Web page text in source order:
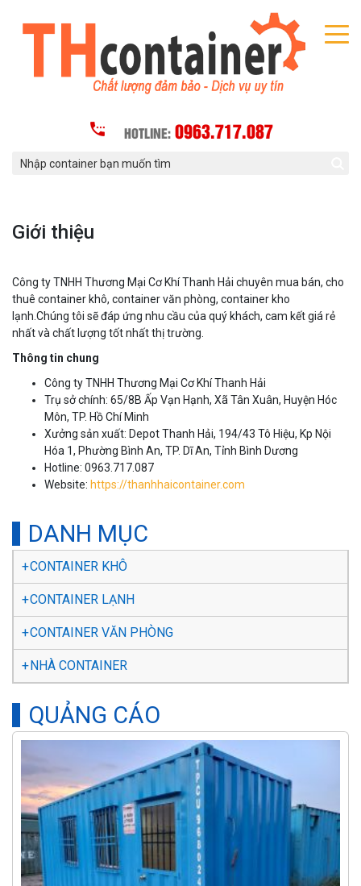
HOTLINE:0963.717.087
Giới thiệu
Công ty TNHH Thương Mại Cơ Khí Thanh Hải chuyên mua bán, cho
thuê container khô, container văn phòng, container kho
lạnh.Chúng tôi sẽ đáp ứng nhu cầu của quý khách, cam kết giá rẻ
nhất và chất lượng tốt nhất thị trường.
Thông tin chung
Công ty TNHH Thương Mại Cơ Khí Thanh Hải
Trụ sở chính: 65/8B Ấp Vạn Hạnh, Xã Tân Xuân, Huyện Hóc
Môn, TP. Hồ Chí Minh
Xưởng sản xuất: Depot Thanh Hải, 194/43 Tô Hiệu, Kp Nội
Hóa 1, Phường Bình An, TP. Dĩ An, Tỉnh Bình Dương
Hotline: 0963.717.087
Website: https://thanhhaicontainer.com
DANH MỤC
CONTAINER KHÔ
CONTAINER LẠNH
CONTAINER VĂN PHÒNG
NHÀ CONTAINER
QUẢNG CÁO